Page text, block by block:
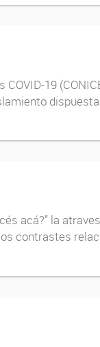
19
acá?” la
contrastes